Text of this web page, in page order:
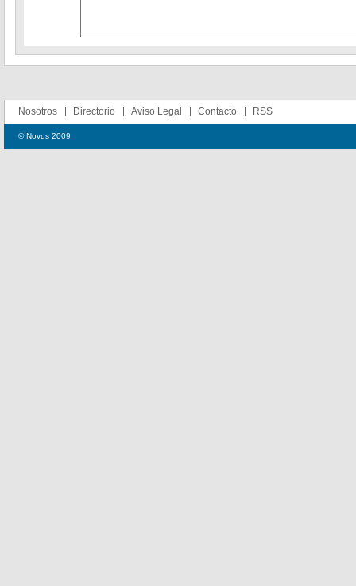
Nosotros Directorio Aviso Legal Contacto RSS
© Novus 2009